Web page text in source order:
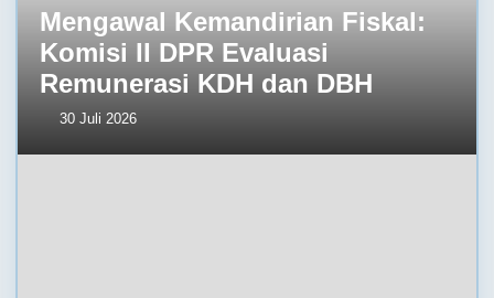
Mengawal Kemandirian Fiskal:
Komisi II DPR Evaluasi
Remunerasi KDH dan DBH
30 Juli 2026